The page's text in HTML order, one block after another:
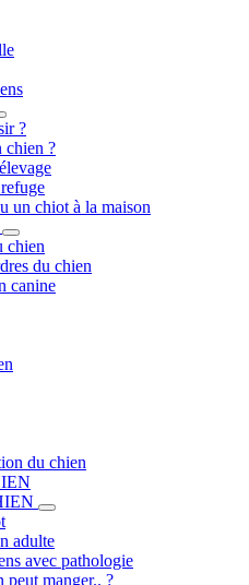
?
chien ?
un chiot à la maison
chien
du chien
canine
du chien
adulte
avec pathologie
peut manger.. ?